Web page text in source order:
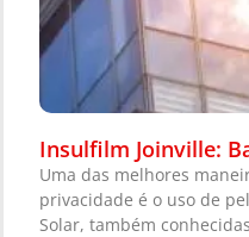
Insulfilm Joinville:
Uma das melhores
privacidade é o uso de
Solar, também